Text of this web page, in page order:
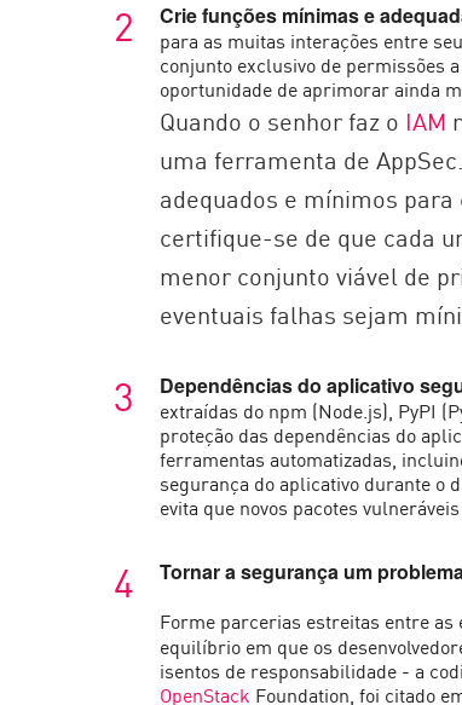
Crie funções mínimas e
para as muitas interações entre
conjunto exclusivo de permissões
oportunidade de aprimorar ainda
Quando o senhor faz o IAM
uma ferramenta de
adequados e mínimos
certifique-se de que cada
menor conjunto viável de
eventuais falhas sejam
Dependências do aplicativo
extraídas do npm (Node.js), PyPI
proteção das dependências do
ferramentas automatizadas,
segurança do aplicativo durante o
evita que novos pacotes
Tornar a segurança um
Forme parcerias estreitas entre as
equilíbrio em que os
isentos de responsabilidade - a
OpenStack Foundation, foi citado